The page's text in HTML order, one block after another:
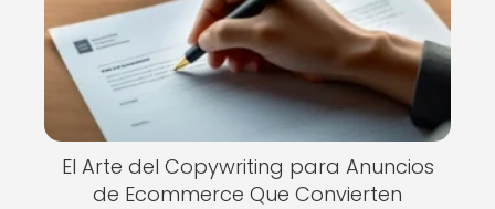
El Arte del Copywriting para Anuncios
de Ecommerce Que Convierten